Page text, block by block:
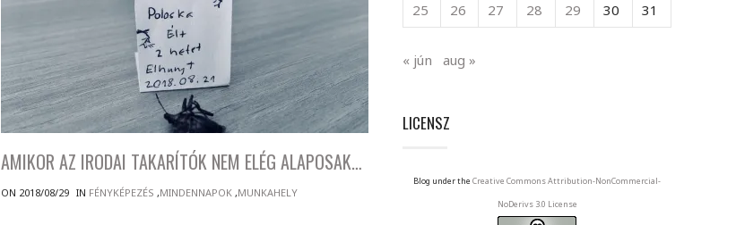
AMIKOR AZ IRODAI TAKARÍTÓK NEM ELÉG ALAPOSAK…
ON 2018/08/29 IN FÉNYKÉPEZÉS ,MINDENNAPOK ,MUNKAHELY
25
26 27 28 29 30 31
« jún aug »
LICENSZ
Blog under the Creative Commons Attribution-NonCommercial-
NoDerivs 3.0 License